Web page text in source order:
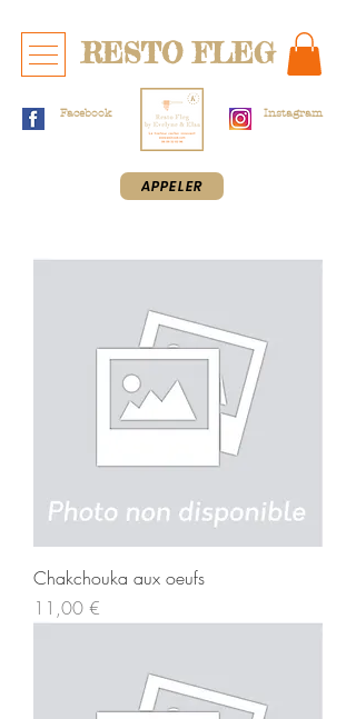
RESTO FLEG
Facebook Instagram
APPELER
Chakchouka aux oeufs
Prix
11,00 €